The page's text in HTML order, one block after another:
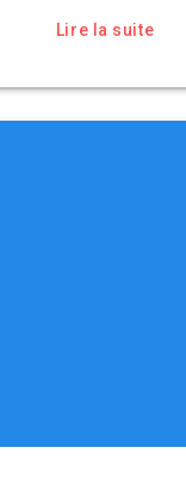
Lire la suite